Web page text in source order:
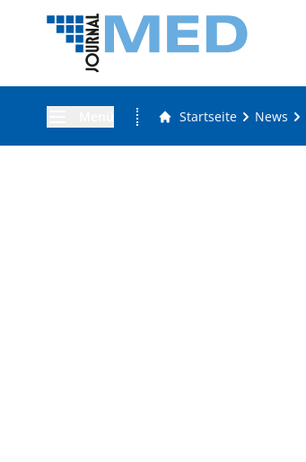
Startseite News